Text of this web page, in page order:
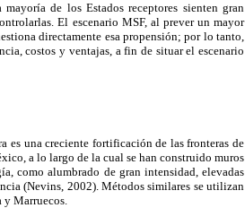
de los Estados receptores sienten gran
El escenario MSF, al prever un mayor
directamente esa propensión; por lo tanto,
costos y ventajas, a fin de situar el escenario
es una creciente fortificación de las fronteras de
a lo largo de la cual se han construido muros
como alumbrado de gran intensidad, elevadas
(Nevins, 2002). Métodos similares se utilizan
y Marruecos.